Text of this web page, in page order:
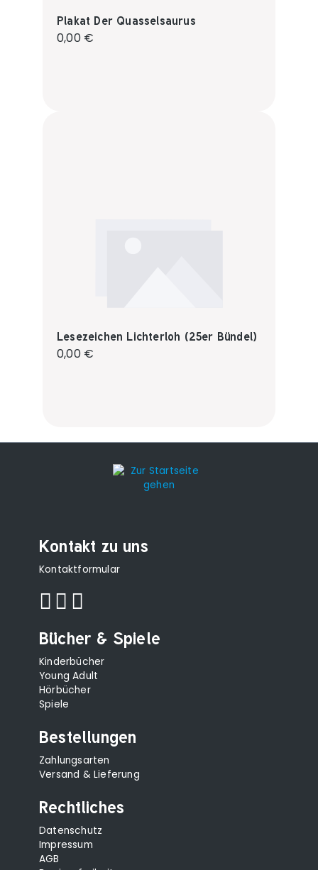
Plakat Der Quasselsaurus
Regulärer Preis:
0,00 €
Lesezeichen Lichterloh (25er Bündel)
Regulärer Preis:
0,00 €
Kontakt zu uns
Kontaktformular
Bücher & Spiele
Kinderbücher
Young Adult
Hörbücher
Spiele
Bestellungen
Zahlungsarten
Versand & Lieferung
Rechtliches
Datenschutz
Impressum
AGB